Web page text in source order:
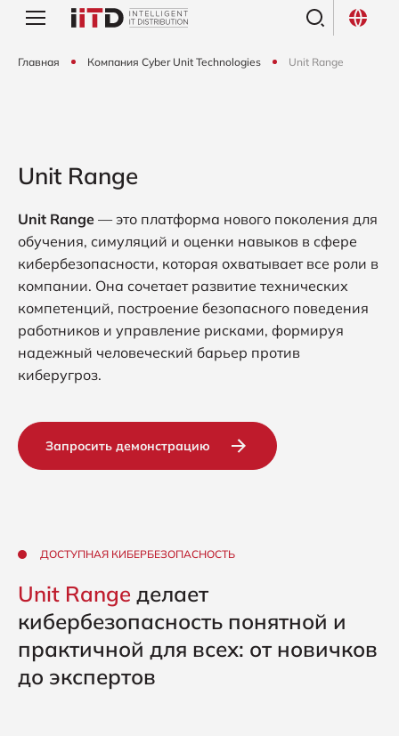
Главная Компания Cyber Unit Technologies Unit Range
Unit Range
Unit Range — это платформа нового поколения для
обучения, симуляций и оценки навыков в сфере
кибербезопасности, которая охватывает все роли в
компании. Она сочетает развитие технических
компетенций, построение безопасного поведения
работников и управление рисками, формируя
надежный человеческий барьер против
киберугроз.
Запросить демонстрацию
ДОСТУПНАЯ КИБЕРБЕЗОПАСНОСТЬ
Unit Range делает
кибербезопасность понятной и
практичной для всех: от новичков
до экспертов